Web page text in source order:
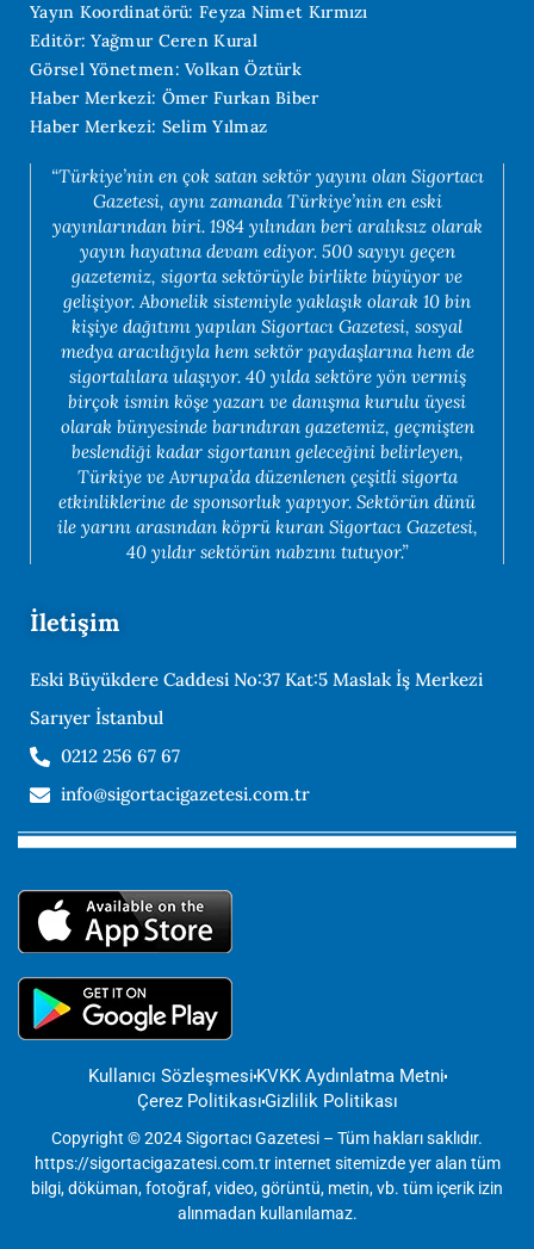
Yayın Koordinatörü: Feyza Nimet Kırmızı
Editör: Yağmur Ceren Kural
Görsel Yönetmen: Volkan Öztürk
Haber Merkezi: Ömer Furkan Biber
Haber Merkezi: Selim Yılmaz
“Türkiye’nin en çok satan sektör yayını olan Sigortacı
Gazetesi, aynı zamanda Türkiye’nin en eski
yayınlarından biri. 1984 yılından beri aralıksız olarak
yayın hayatına devam ediyor. 500 sayıyı geçen
gazetemiz, sigorta sektörüyle birlikte büyüyor ve
gelişiyor. Abonelik sistemiyle yaklaşık olarak 10 bin
kişiye dağıtımı yapılan Sigortacı Gazetesi, sosyal
medya aracılığıyla hem sektör paydaşlarına hem de
sigortalılara ulaşıyor. 40 yılda sektöre yön vermiş
birçok ismin köşe yazarı ve danışma kurulu üyesi
olarak bünyesinde barındıran gazetemiz, geçmişten
beslendiği kadar sigortanın geleceğini belirleyen,
Türkiye ve Avrupa’da düzenlenen çeşitli sigorta
etkinliklerine de sponsorluk yapıyor. Sektörün dünü
ile yarını arasından köprü kuran Sigortacı Gazetesi,
40 yıldır sektörün nabzını tutuyor.”
İletişim
Eski Büyükdere Caddesi No:37 Kat:5 Maslak İş Merkezi
Sarıyer İstanbul
0212 256 67 67
info@sigortacigazetesi.com.tr
Kullanıcı SözleşmesiKVKK Aydınlatma Metni
Çerez PolitikasıGizlilik Politikası
Copyright © 2024 Sigortacı Gazetesi – Tüm hakları saklıdır.
https://sigortacigazatesi.com.tr internet sitemizde yer alan tüm
bilgi, döküman, fotoğraf, video, görüntü, metin, vb. tüm içerik izin
alınmadan kullanılamaz.